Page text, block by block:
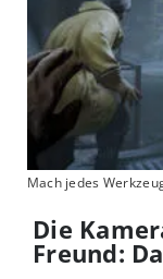
Mach jedes
Die
Freund: